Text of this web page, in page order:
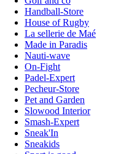
Handball-Store
House of Rugby
La sellerie de Maé
Made in Paradis
Nauti-wave
On-Fight
Padel-Expert
Pecheur-Store
Pet and Garden
Slowood Interior
Smash-Expert
Sneak'In
Sneakids